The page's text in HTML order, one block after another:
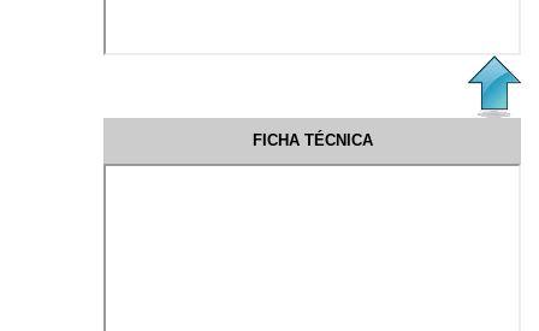
FICHA TÉCNICA